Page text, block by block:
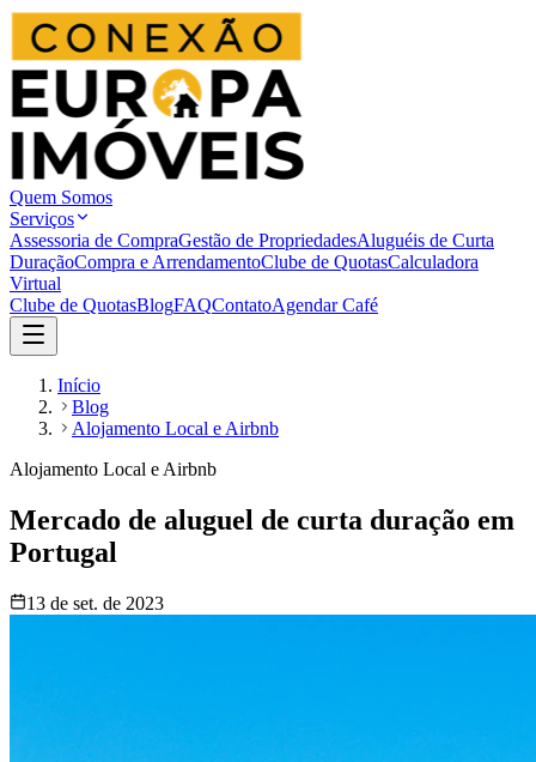
Quem Somos
Serviços
Assessoria de CompraGestão de PropriedadesAluguéis de Curta
DuraçãoCompra e ArrendamentoClube de QuotasCalculadora
Virtual
Clube de QuotasBlogFAQContatoAgendar Café
Início
Blog
Alojamento Local e Airbnb
Alojamento Local e Airbnb
Mercado de aluguel de curta duração em
Portugal
13 de set. de 2023